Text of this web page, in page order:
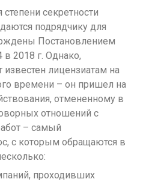
секретности
подрядчику для
Постановлением
2018 г. Однако,
лицензиатам на
времени – он пришел на
отмененному в
отношений с
– самый
с которым обращаются в
проходивших